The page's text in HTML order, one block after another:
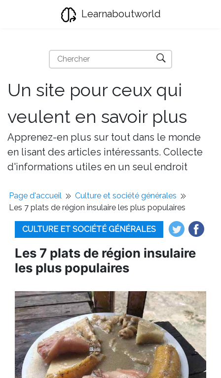
Learnaboutworld
Un site pour ceux qui
veulent en savoir plus
Apprenez-en plus sur tout dans le monde
en lisant des articles intéressants. Collecte
d'informations utiles en un seul endroit
Page d'accueil
Culture et société générales
Les 7 plats de région insulaire les plus populaires
CULTURE ET SOCIÉTÉ GÉNÉRALES
Les 7 plats de région insulaire
les plus populaires